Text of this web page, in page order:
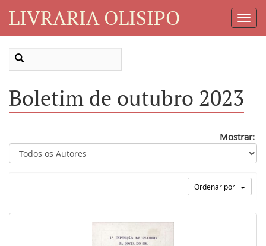
LIVRARIA OLISIPO
Boletim de outubro 2023
Mostrar:
Ordenar por